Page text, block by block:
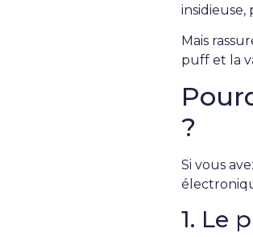
insidieuse,
Mais
puff et la
?
Si vous
1. Le